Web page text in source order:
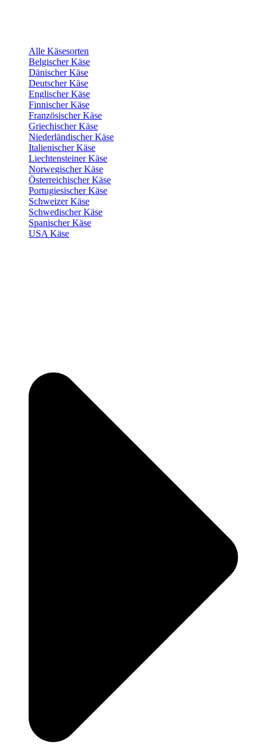
Alle Käsesorten
Belgischer Käse
Dänischer Käse
Deutscher Käse
Englischer Käse
Finnischer Käse
Französischer Käse
Griechischer Käse
Niederländischer Käse
Italienischer Käse
Liechtensteiner Käse
Norwegischer Käse
Österreichischer Käse
Portugiesischer Käse
Schweizer Käse
Schwedischer Käse
Spanischer Käse
USA Käse